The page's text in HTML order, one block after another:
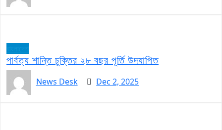
পার্বত্য শান্তি চুক্তির ২৮ বছর পূর্তি উদযাপিত
News Desk
Dec 2, 2025